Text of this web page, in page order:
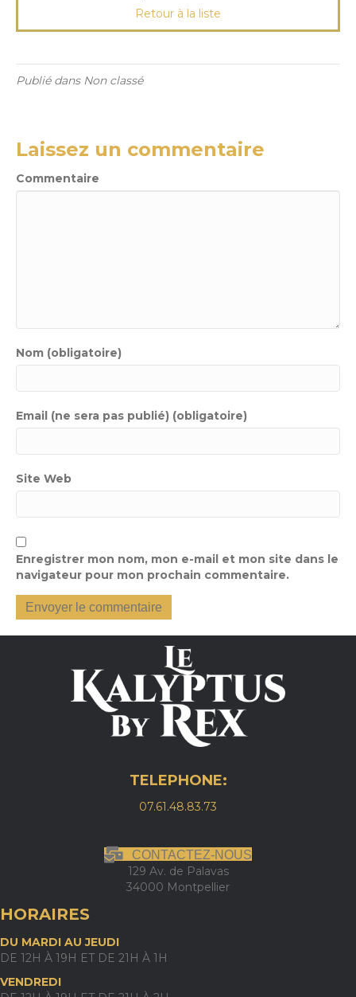
Retour à la liste
Publié dans Non classé
Laissez un commentaire
Commentaire
Nom (obligatoire)
Email (ne sera pas publié) (obligatoire)
Site Web
Enregistrer mon nom, mon e-mail et mon site dans le
navigateur pour mon prochain commentaire.
TELEPHONE:
07.61.48.83.73
CONTACTEZ-NOUS
129 Av. de Palavas
34000 Montpellier
HORAIRES
DU MARDI AU JEUDI
DE 12H À 19H ET DE 21H À 1H
VENDREDI